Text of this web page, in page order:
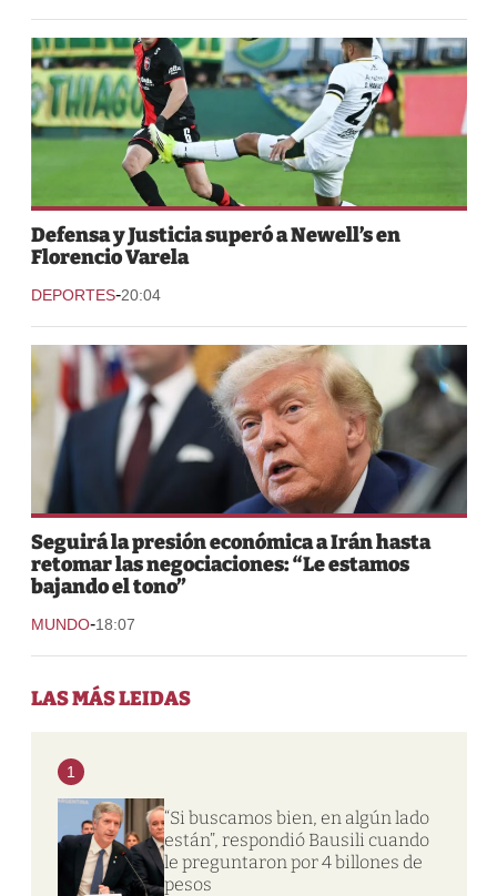
Defensa y Justicia superó a Newell’s en
Florencio Varela
DEPORTES-20:04
Seguirá la presión económica a Irán hasta
retomar las negociaciones: “Le estamos
bajando el tono”
MUNDO-18:07
LAS MÁS LEIDAS
1
“Si buscamos bien, en algún lado
están”, respondió Bausili cuando
le preguntaron por 4 billones de
pesos